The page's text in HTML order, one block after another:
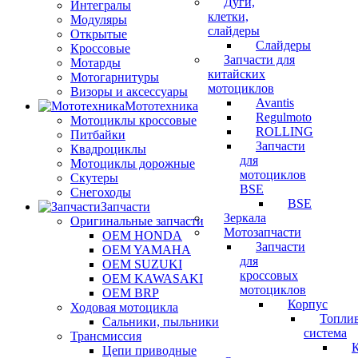
клетки,
слайдеры
Слайдеры
Запчасти для
китайских
мотоциклов
Avantis
Regulmoto
ROLLING
Запчасти
для
мотоциклов
BSE
BSE
Зеркала
Мотозапчасти
Запчасти
для
кроссовых
мотоциклов
Корпус
система
Интегралы
Модуляры
Открытые
Кроссовые
Мотарды
Мотогарнитуры
Визоры и аксессуары
Мототехника
Мотоциклы кроссовые
Питбайки
Квадроциклы
Мотоциклы дорожные
Скутеры
Снегоходы
Запчасти
Оригинальные запчасти
OEM HONDA
OEM YAMAHA
OEM SUZUKI
OEM KAWASAKI
OEM BRP
Ходовая мотоцикла
Сальники, пыльники
Трансмиссия
Цепи приводные